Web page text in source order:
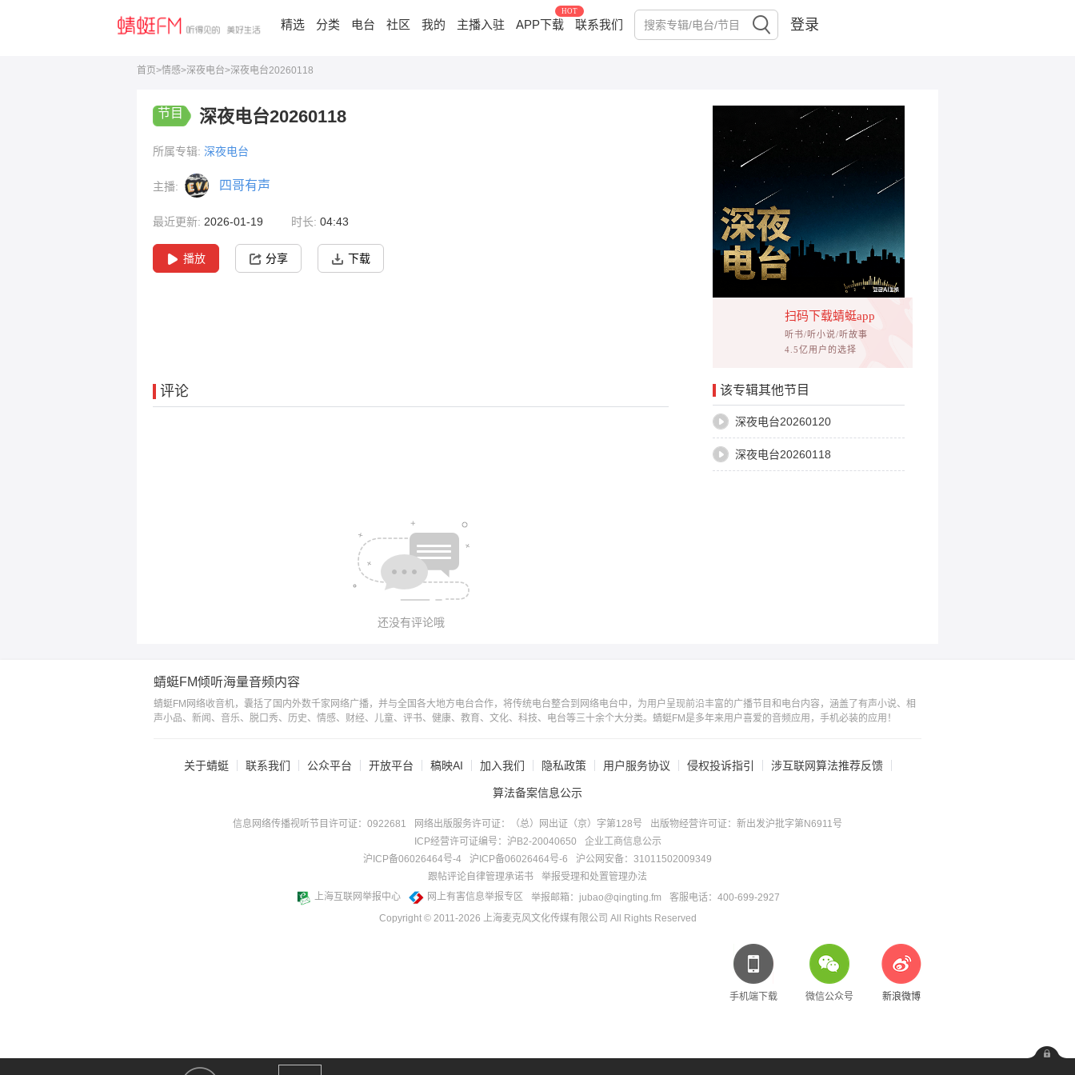
精选 分类 电台 社区 我的 主播入驻 APP下载
HOT
联系我们 登录
首页>情感>深夜电台>深夜电台20260118
节目 深夜电台20260118
所属专辑: 深夜电台
主播: 四哥有声
最近更新: 2026-01-19 时长: 04:43
播放 分享 下载
扫码下载蜻蜓app
听书/听小说/听故事
4.5亿用户的选择
评论
还没有评论哦
该专辑其他节目
深夜电台20260120
深夜电台20260118
蜻蜓FM倾听海量音频内容
蜻蜓FM网络收音机，囊括了国内外数千家网络广播，并与全国各大地方电台合作，将传统电台整合到网络电台中，为用户呈现前沿丰富的广播节目和电台内容，涵盖了有声小说、相
声小品、新闻、音乐、脱口秀、历史、情感、财经、儿童、评书、健康、教育、文化、科技、电台等三十余个大分类。蜻蜓FM是多年来用户喜爱的音频应用，手机必装的应用！
关于蜻蜓 联系我们 公众平台 开放平台 稿映AI 加入我们 隐私政策 用户服务协议 侵权投诉指引 涉互联网算法推荐反馈
算法备案信息公示
信息网络传播视听节目许可证：0922681 网络出版服务许可证：（总）网出证（京）字第128号
出版物经营许可证：新出发沪批字第N6911号
ICP经营许可证编号：沪B2-20040650
企业工商信息公示
沪ICP备06026464号-4
沪ICP备06026464号-6
沪公网安备：31011502009349
跟帖评论自律管理承诺书
举报受理和处置管理办法
上海互联网举报中心
网上有害信息举报专区 举报邮箱：jubao@qingting.fm
客服电话：400-699-2927
Copyright © 2011-2026 上海麦克风文化传媒有限公司 All Rights Reserved
手机端下载 微信公众号 新浪微博